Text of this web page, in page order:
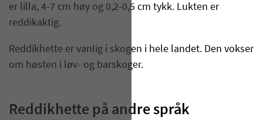
er lilla, 4-7 cm høy og 0,2-0,5 cm tykk. Lukten er
reddikaktig.
Reddikhette er vanlig i skogen i hele landet. Den vokser
om høsten i løv- og barskoger.
Reddikhette på andre språk